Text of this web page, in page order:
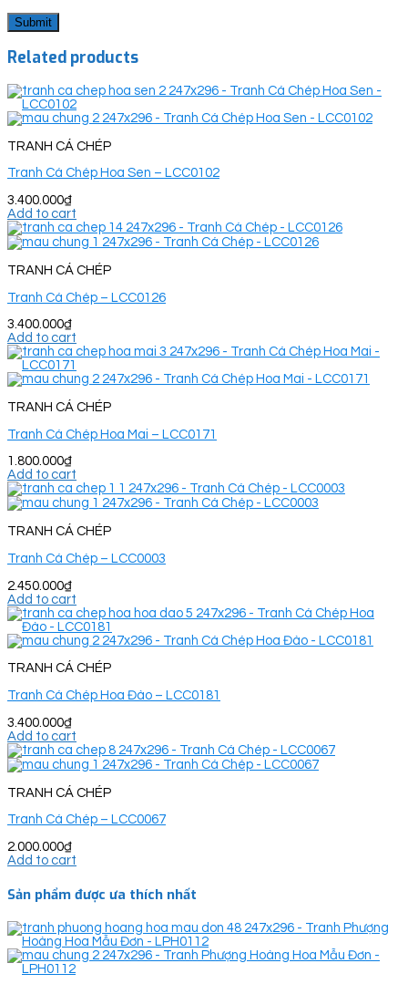
Related products
TRANH CÁ CHÉP
Tranh Cá Chép Hoa Sen – LCC0102
3.400.000₫
Add to cart
TRANH CÁ CHÉP
Tranh Cá Chép – LCC0126
3.400.000₫
Add to cart
TRANH CÁ CHÉP
Tranh Cá Chép Hoa Mai – LCC0171
1.800.000₫
Add to cart
TRANH CÁ CHÉP
Tranh Cá Chép – LCC0003
2.450.000₫
Add to cart
TRANH CÁ CHÉP
Tranh Cá Chép Hoa Đào – LCC0181
3.400.000₫
Add to cart
TRANH CÁ CHÉP
Tranh Cá Chép – LCC0067
2.000.000₫
Add to cart
Sản phẩm được ưa thích nhất